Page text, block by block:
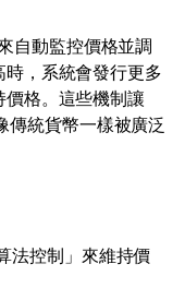
自動監控價格並調
，系統會發行更多
格。這些機制讓
統貨幣一樣被廣泛
法控制」來維持價